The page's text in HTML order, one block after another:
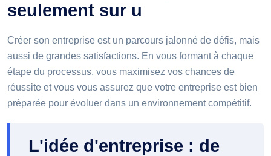
seulement sur u
Créer son entreprise est un parcours jalonné de défis, mais
aussi de grandes satisfactions. En vous formant à chaque
étape du processus, vous maximisez vos chances de
réussite et vous vous assurez que votre entreprise est bien
préparée pour évoluer dans un environnement compétitif.
L'idée d'entreprise : de